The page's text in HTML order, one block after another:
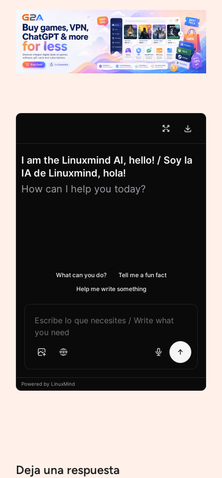
I am the Linuxmind AI, hello! / Soy la
IA de Linuxmind, hola!
How can I help you today?
What can you do?
Tell me a fun fact
Help me write something
Powered by LinuxMind
Deja una respuesta